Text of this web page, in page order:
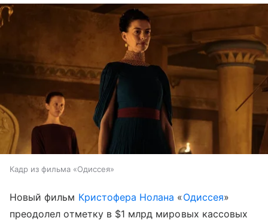
Кадр из фильма «Одиссея»
Новый фильм Кристофера Нолана «Одиссея»
преодолел отметку в $1 млрд мировых кассовых